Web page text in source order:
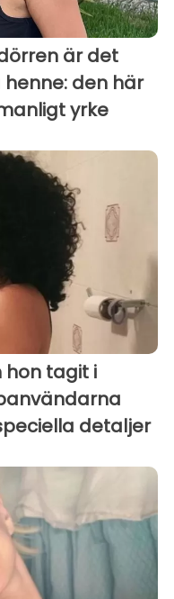
är det
den här
yrke
hon tagit i
detaljer